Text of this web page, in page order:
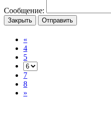
Сообщение:
Закрыть Отправить
«
4
5
7
8
»